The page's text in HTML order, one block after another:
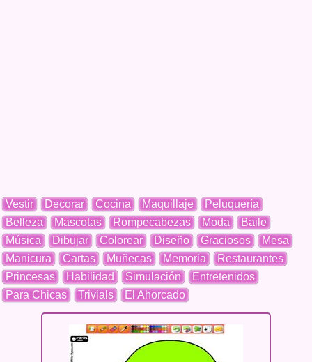
Vestir Decorar Cocina Maquillaje
Peluquería
Belleza
Mascotas Rompecabezas Moda
Baile
Música
Dibujar Colorear Diseño Graciosos
Mesa
Manicura
Cartas Muñecas Memoria
Restaurantes
Princesas
Habilidad Simulación
Entretenidos
Para Chicas
Trivials El Ahorcado